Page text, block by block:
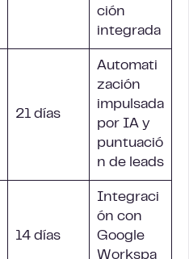
ción
integrada
21 días
Automati
zación
impulsada
por IA y
puntuació
n de leads
14 días
Integraci
ón con
Google
Workspa